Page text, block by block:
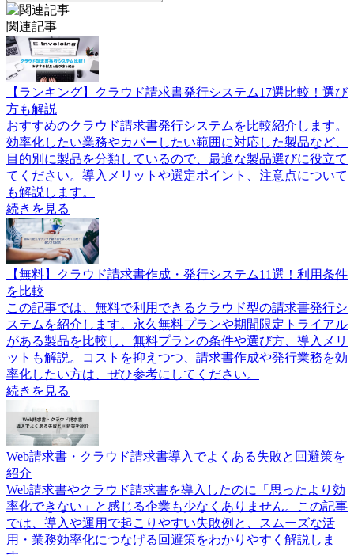
関連記事
【ランキング】クラウド請求書発行システム17選比較！選び
方も解説
おすすめのクラウド請求書発行システムを比較紹介します。
効率化したい業務やカバーしたい範囲に対応した製品など、
目的別に製品を分類しているので、最適な製品選びに役立て
てください。導入メリットや選定ポイント、注意点について
も解説します。
続きを見る
【無料】クラウド請求書作成・発行システム11選！利用条件
を比較
この記事では、無料で利用できるクラウド型の請求書発行シ
ステムを紹介します。永久無料プランや期間限定トライアル
がある製品を比較し、無料プランの条件や選び方、導入メリ
ットも解説。コストを抑えつつ、請求書作成や発行業務を効
率化したい方は、ぜひ参考にしてください。
続きを見る
Web請求書・クラウド請求書導入でよくある失敗と回避策を
紹介
Web請求書やクラウド請求書を導入したのに「思ったより効
率化できない」と感じる企業も少なくありません。この記事
では、導入や運用で起こりやすい失敗例と、スムーズな活
用・業務効率化につなげる回避策をわかりやすく解説しま